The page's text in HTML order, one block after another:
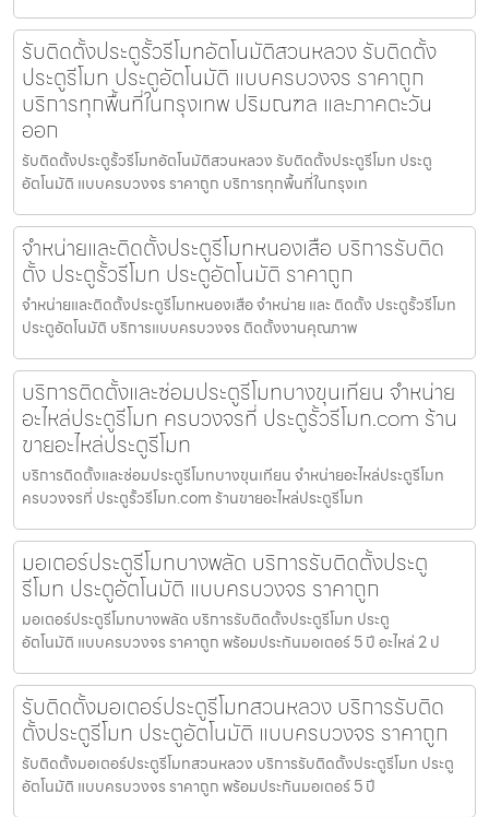
รับติดตั้งประตูรั้วรีโมทอัตโนมัติสวนหลวง รับติดตั้ง
ประตูรีโมท ประตูอัตโนมัติ แบบครบวงจร ราคาถูก
บริการทุกพื้นที่ในกรุงเทพ ปริมณฑล และภาคตะวัน
ออก
รับติดตั้งประตูรั้วรีโมทอัตโนมัติสวนหลวง รับติดตั้งประตูรีโมท ประตู
อัตโนมัติ แบบครบวงจร ราคาถูก บริการทุกพื้นที่ในกรุงเท
จำหน่ายและติดตั้งประตูรีโมทหนองเสือ บริการรับติด
ตั้ง ประตูรั้วรีโมท ประตูอัตโนมัติ ราคาถูก
จำหน่ายและติดตั้งประตูรีโมทหนองเสือ จำหน่าย และ ติดตั้ง ประตูรั้วรีโมท
ประตูอัตโนมัติ บริการแบบครบวงจร ติดตั้งงานคุณภาพ
บริการติดตั้งและซ่อมประตูรีโมทบางขุนเทียน จำหน่าย
อะไหล่ประตูรีโมท ครบวงจรที่ ประตูรั้วรีโมท.com ร้าน
ขายอะไหล่ประตูรีโมท
บริการติดตั้งและซ่อมประตูรีโมทบางขุนเทียน จำหน่ายอะไหล่ประตูรีโมท
ครบวงจรที่ ประตูรั้วรีโมท.com ร้านขายอะไหล่ประตูรีโมท
มอเตอร์ประตูรีโมทบางพลัด บริการรับติดตั้งประตู
รีโมท ประตูอัตโนมัติ แบบครบวงจร ราคาถูก
มอเตอร์ประตูรีโมทบางพลัด บริการรับติดตั้งประตูรีโมท ประตู
อัตโนมัติ แบบครบวงจร ราคาถูก พร้อมประกันมอเตอร์ 5 ปี อะไหล่ 2 ป
รับติดตั้งมอเตอร์ประตูรีโมทสวนหลวง บริการรับติด
ตั้งประตูรีโมท ประตูอัตโนมัติ แบบครบวงจร ราคาถูก
รับติดตั้งมอเตอร์ประตูรีโมทสวนหลวง บริการรับติดตั้งประตูรีโมท ประตู
อัตโนมัติ แบบครบวงจร ราคาถูก พร้อมประกันมอเตอร์ 5 ปี